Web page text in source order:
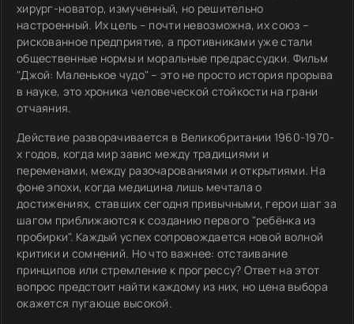
хирург-новатор, измученный, но решительно
настроенный. Их цель – почти невозможна, их союз –
рискованное предприятие, а противниками уже стали
общественные нормы и моральные предрассудки. Фильм
"Джой: Маленькое чудо" – это не просто история прорыва
в науке, это хроника человеческой стойкости на грани
отчаяния.
Действие разворачивается в Великобритании 1960-1970-
х годов, когда мир завис между традициями и
переменами, между разочарованиями и открытиями. На
фоне эпохи, когда медицина лишь мечтала о
достижениях, ставших сегодня привычными, герои шаг за
шагом приближаются к созданию первого "ребёнка из
пробирки". Каждый успех сопровождается новой волной
критики и сомнений. Но что важнее: отстаивание
принципов или стремление к прогрессу? Ответ на этот
вопрос предстоит найти каждому из них, но цена выбора
окажется пугающе высокой.